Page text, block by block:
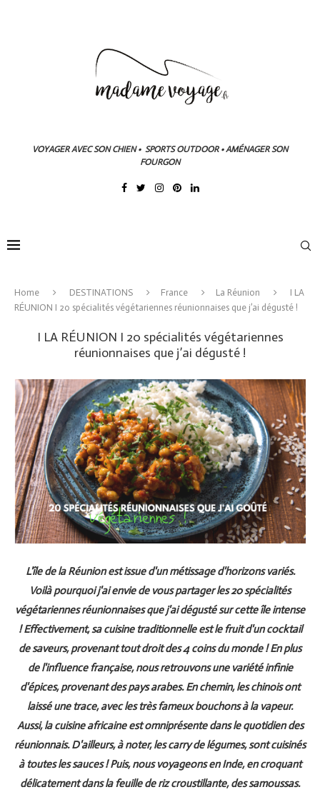
VOYAGER AVEC SON CHIEN • SPORTS OUTDOOR • AMÉNAGER SON
FOURGON
Home DESTINATIONS France La Réunion
I LA
RÉUNION I 20 spécialités végétariennes réunionnaises que j’ai dégusté !
I LA RÉUNION I 20 spécialités végétariennes
réunionnaises que j’ai dégusté !
L'île de la Réunion est issue d'un métissage d'horizons variés.
Voilà pourquoi j'ai envie de vous partager les 20 spécialités
végétariennes réunionnaises que j'ai dégusté sur cette île intense
! Effectivement, sa cuisine traditionnelle est le fruit d'un cocktail
de saveurs, provenant tout droit des 4 coins du monde ! En plus
de l'influence française, nous retrouvons une variété infinie
d'épices, provenant des pays arabes. En chemin, les chinois ont
laissé une trace, avec les très fameux bouchons à la vapeur.
Aussi, la cuisine africaine est omniprésente dans le quotidien des
réunionnais. D'ailleurs, à noter, les carry de légumes, sont cuisinés
à toutes les sauces ! Puis, nous voyageons en Inde, en croquant
délicatement dans la feuille de riz croustillante, des samoussas.